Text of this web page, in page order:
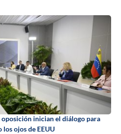
oposición inician el diálogo para
ojos de EEUU